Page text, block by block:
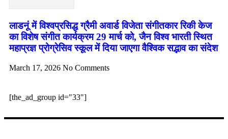
लाडनूं में विश्वप्रसिद्ध ग्रैमी अवार्ड विजेता संगीतकार रिकी केज
का विशेष संगीत कार्यक्रम 29 मार्च को, जैन विश्व भारती स्थित
महाप्रज्ञ प्रोग्रेसिव स्कूल में दिया जाएगा वैश्विक सद्भाव का संदेश
March 17, 2026 No Comments
[the_ad_group id="33"]